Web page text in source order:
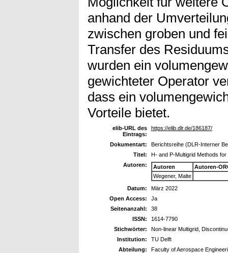
anhand der
zwischen groben und
Transfer des
wurden ein
gewichteter Operator
dass ein
Vorteile bietet.
elib-URL des
Eintrags:
https://elib.dlr.de/186187/
Dokumentart:
Berichtsreihe (DLR-Interner
Titel:
H- and P-Multigrid Methods
Autoren:
Autoren
Autoren-
Wegener, Malte
Datum:
März 2022
Open Access:
Ja
Seitenanzahl:
38
ISSN:
1614-7790
Stichwörter:
Non-linear Multigrid,
Institution:
TU Delft
Abteilung:
Faculty of Aerospace